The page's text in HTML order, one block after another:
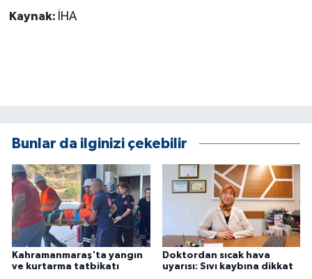
Kaynak: İHA
Bunlar da ilginizi çekebilir
Kahramanmaraş'ta yangın
ve kurtarma tatbikatı
Doktordan sıcak hava
uyarısı: Sıvı kaybına dikkat